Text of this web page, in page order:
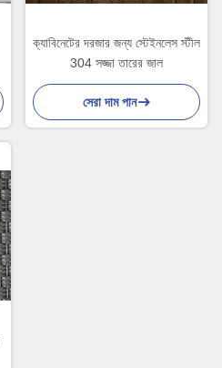
ক্যাবিনেটের দরজার জন্য স্টেইনলেস স্টীল
304 সজ্জা তারের জাল
সেরা দাম পান